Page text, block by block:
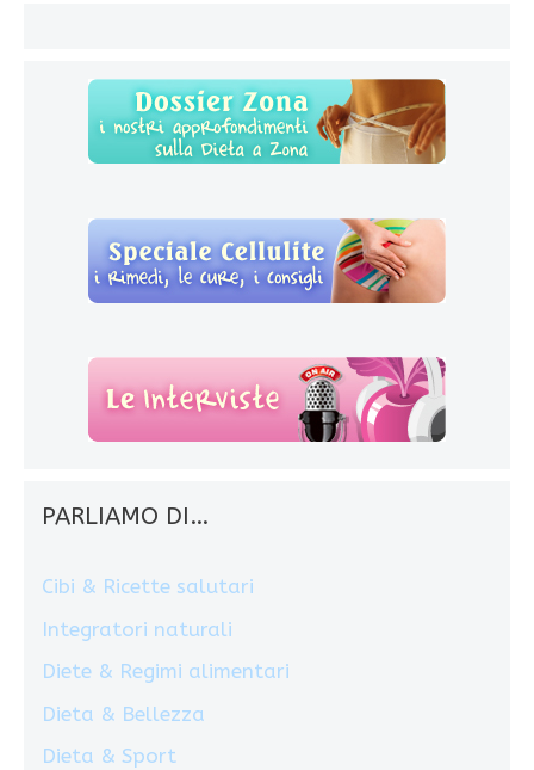
PARLIAMO DI…
Cibi & Ricette salutari
Integratori naturali
Diete & Regimi alimentari
Dieta & Bellezza
Dieta & Sport